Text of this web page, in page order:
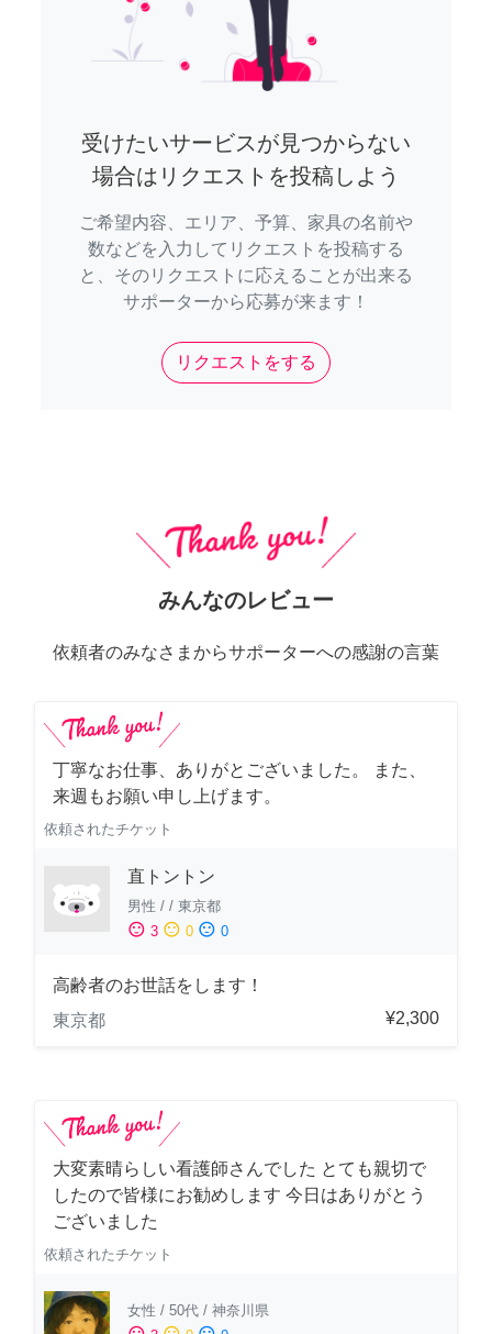
受けたいサービスが見つからない
場合はリクエストを投稿しよう
ご希望内容、エリア、予算、家具の名前や
数などを入力してリクエストを投稿する
と、そのリクエストに応えることが出来る
サポーターから応募が来ます！
リクエストをする
みんなのレビュー
依頼者のみなさまからサポーターへの感謝の言葉
丁寧なお仕事、ありがとございました。 また、
来週もお願い申し上げます。
依頼されたチケット
直トントン
男性 / / 東京都
sentiment_satisfied 3 sentiment_neutral 0 sentiment_dissatisfied 0
高齢者のお世話をします！
東京都
¥2,300
大変素晴らしい看護師さんでした とても親切で
したので皆様にお勧めします 今日はありがとう
ございました
依頼されたチケット
女性 / 50代 / 神奈川県